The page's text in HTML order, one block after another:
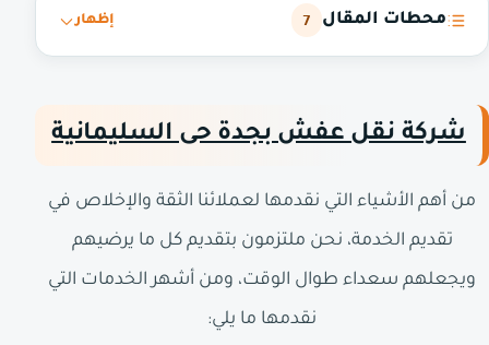
محطات المقال 7 إظهار
شركة نقل عفش بجدة حى السليمانية
من أهم الأشياء التي نقدمها لعملائنا الثقة والإخلاص في
تقديم الخدمة، نحن ملتزمون بتقديم كل ما يرضيهم
ويجعلهم سعداء طوال الوقت، ومن أشهر الخدمات التي
نقدمها ما يلي: